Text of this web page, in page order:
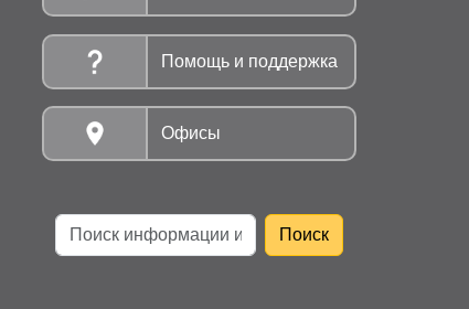
Помощь и поддержка
Офисы